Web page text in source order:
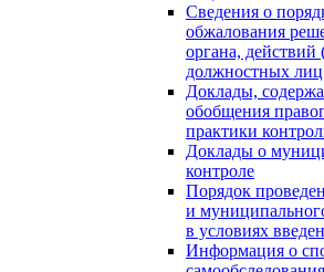
Сведения о
обжалования
органа, действий
должностных лиц
Доклады,
обобщения
практики
Доклады о
контроле
Порядок
и
в условиях
Информация о